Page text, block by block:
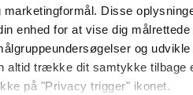
Disse
enhed for at vise dig
og
altid trække dit samtykke tilbage
på "Privacy trigger" ikonet.